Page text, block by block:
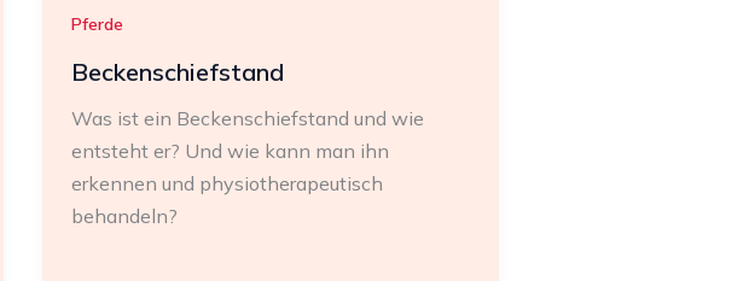
Pferde
Beckenschiefstand
Was ist ein Beckenschiefstand und wie
entsteht er? Und wie kann man ihn
erkennen und physiotherapeutisch
behandeln?